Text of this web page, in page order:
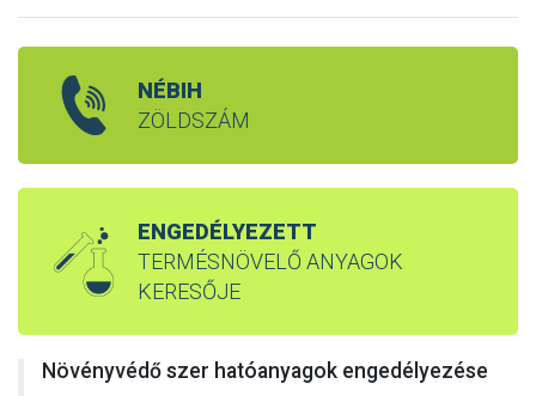
NÉBIH
ZÖLDSZÁM
ENGEDÉLYEZETT
TERMÉSNÖVELŐ ANYAGOK
KERESŐJE
Növényvédő szer hatóanyagok engedélyezése